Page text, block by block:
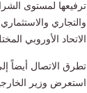
ترفيعها لمستوى
والتجاري
الاتحاد الأوروبي
تطرق الاتصال أيضاً
استعرض وزير